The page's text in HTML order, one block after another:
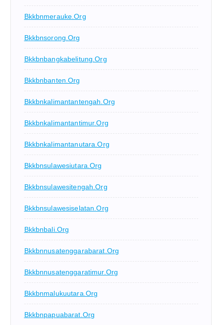
Bkkbnmerauke.org
Bkkbnsorong.org
Bkkbnbangkabelitung.org
Bkkbnbanten.org
Bkkbnkalimantantengah.org
Bkkbnkalimantantimur.org
Bkkbnkalimantanutara.org
Bkkbnsulawesiutara.org
Bkkbnsulawesitengah.org
Bkkbnsulawesiselatan.org
Bkkbnbali.org
Bkkbnnusatenggarabarat.org
Bkkbnnusatenggaratimur.org
Bkkbnmalukuutara.org
Bkkbnpapuabarat.org